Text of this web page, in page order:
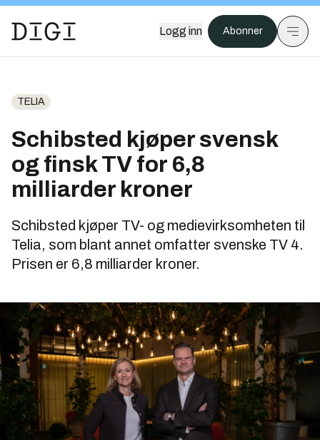
Logg inn Abonner
TELIA
Schibsted kjøper svensk
og finsk TV for 6,8
milliarder kroner
Schibsted kjøper TV- og medievirksomheten til
Telia, som blant annet omfatter svenske TV 4.
Prisen er 6,8 milliarder kroner.